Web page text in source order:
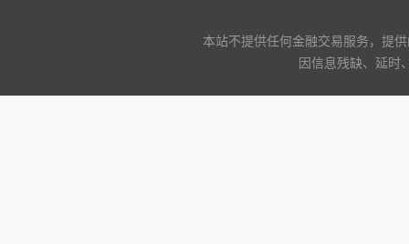
本站不提供任何金融交易服务，提
因信息残缺、延时